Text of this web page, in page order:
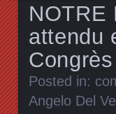
NOTRE
attendu
Posted in:
Angelo Del